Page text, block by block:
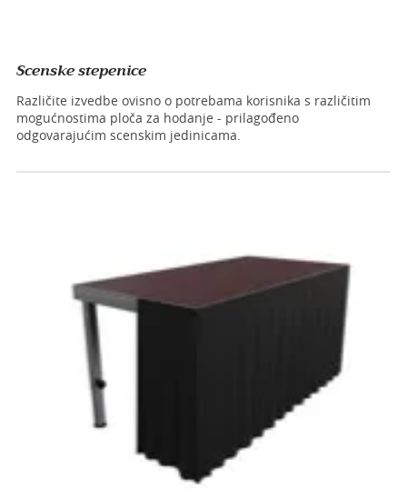
Scenske stepenice
Različite izvedbe ovisno o potrebama korisnika s različitim
mogućnostima ploča za hodanje - prilagođeno
odgovarajućim scenskim jedinicama.